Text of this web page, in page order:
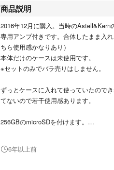
商品説明
2016年12月に購入。当時のAstell&Kern
専用アンプ付きです。合体したまま入
ちら使用感かなりあり）
本体だけのケースは未使用です。
※セットのみでバラ売りはしません。
ずっとケースに入れて使っていたので
てないので若干使用感あります。
256GBのmicroSDを付けます。
また合体してケースに入れたまま腰に
6年以上前